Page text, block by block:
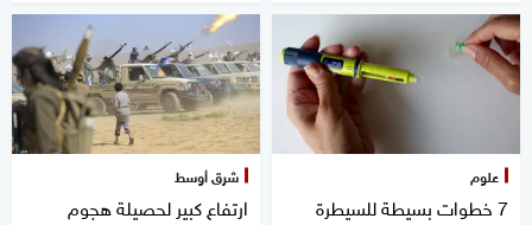
علوم
7 خطوات بسيطة للسيطرة
شرق أوسط
ارتفاع كبير لحصيلة هجوم